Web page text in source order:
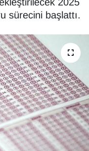
sürecini başlattı.